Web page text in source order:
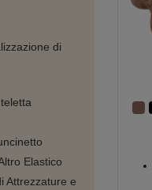
di
Elastico
Attrezzature e